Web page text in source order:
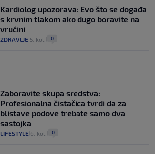
Kardiolog upozorava: Evo što se događa
s krvnim tlakom ako dugo boravite na
vrućini
ZDRAVLJE 5. kol. 0
Zaboravite skupa sredstva:
Profesionalna čistačica tvrdi da za
blistave podove trebate samo dva
sastojka
LIFESTYLE 6. kol. 0